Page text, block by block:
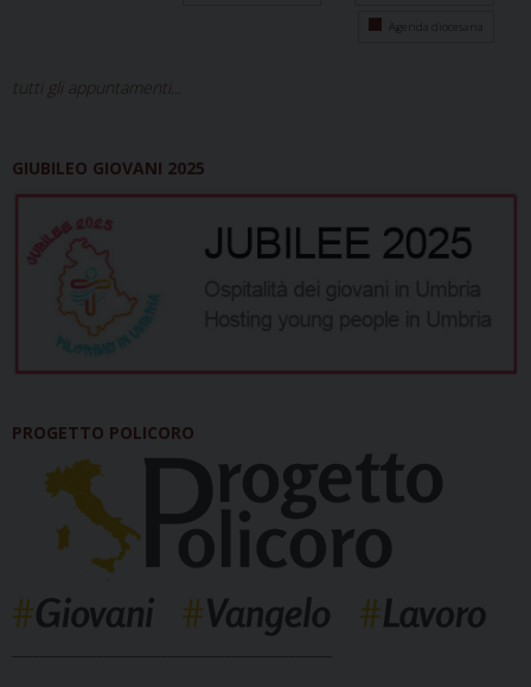
Agenda diocesana
tutti gli appuntamenti...
GIUBILEO GIOVANI 2025
PROGETTO POLICORO